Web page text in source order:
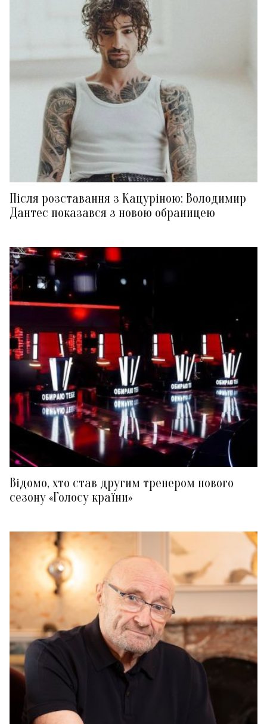
Після розставання з Кацуріною: Володимир
Дантес показався з новою обраницею
Відомо, хто став другим тренером нового
сезону «Голосу країни»